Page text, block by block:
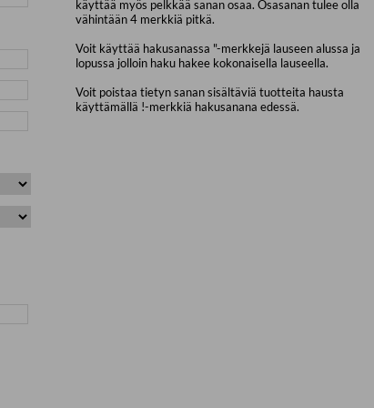
käyttää myös pelkkää sanan osaa. Osasanan tulee olla
vähintään 4 merkkiä pitkä.
Voit käyttää hakusanassa "-merkkejä lauseen alussa ja
lopussa jolloin haku hakee kokonaisella lauseella.
Voit poistaa tietyn sanan sisältäviä tuotteita hausta
käyttämällä !-merkkiä hakusanana edessä.